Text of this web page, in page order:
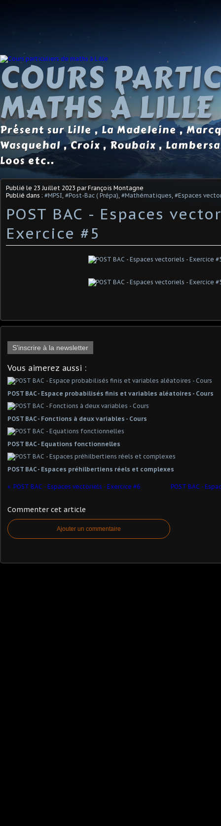
COURS
MATHS À LILLE
Présent sur Lille , La Madeleine ,
Wasquehal , Croix , Roubaix ,
Loos etc..
Publié le 23 Juillet 2023 par François Montagne
Publié dans : #MPSI #Post-Bac ( Prépa) #Mathématiques #Espaces
POST BAC - Espaces
Exercice #5
S'inscrire à la newsletter
Vous aimerez aussi :
POST BAC - Espace probabilisés finis et variables aléatoires - Cours
POST BAC - Fonctions à deux variables - Cours
POST BAC - Equations fonctionnelles
POST BAC - Espaces préhilbertiens réels et complexes
POST BAC - Espaces vectoriels - Exercice #6 POST BAC -
Commenter cet article
Ajouter un commentaire